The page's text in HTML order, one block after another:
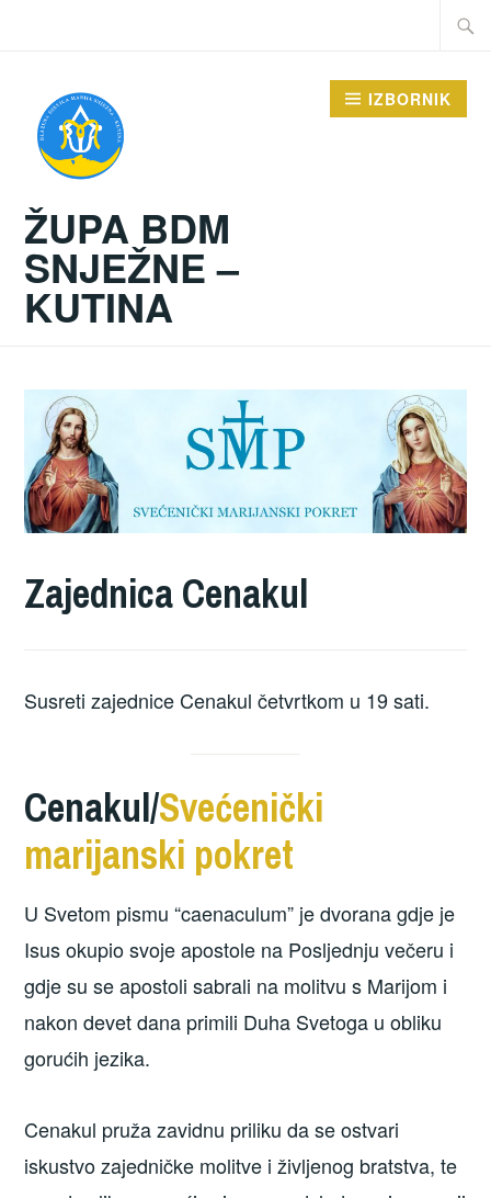
Traži:
ŽUPA BDM
SNJEŽNE –
KUTINA
IZBORNIK
Zajednica Cenakul
Susreti zajednice Cenakul četvrtkom u 19 sati.
Cenakul/Svećenički
marijanski pokret
U Svetom pismu “caenaculum” je dvorana gdje je
Isus okupio svoje apostole na Posljednju večeru i
gdje su se apostoli sabrali na molitvu s Marijom i
nakon devet dana primili Duha Svetoga u obliku
gorućih jezika.
Cenakul pruža zavidnu priliku da se ostvari
iskustvo zajedničke molitve i življenog bratstva, te